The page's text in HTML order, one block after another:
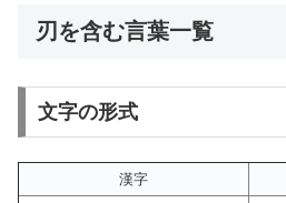
刃を含む言葉一覧
文字の形式
漢字